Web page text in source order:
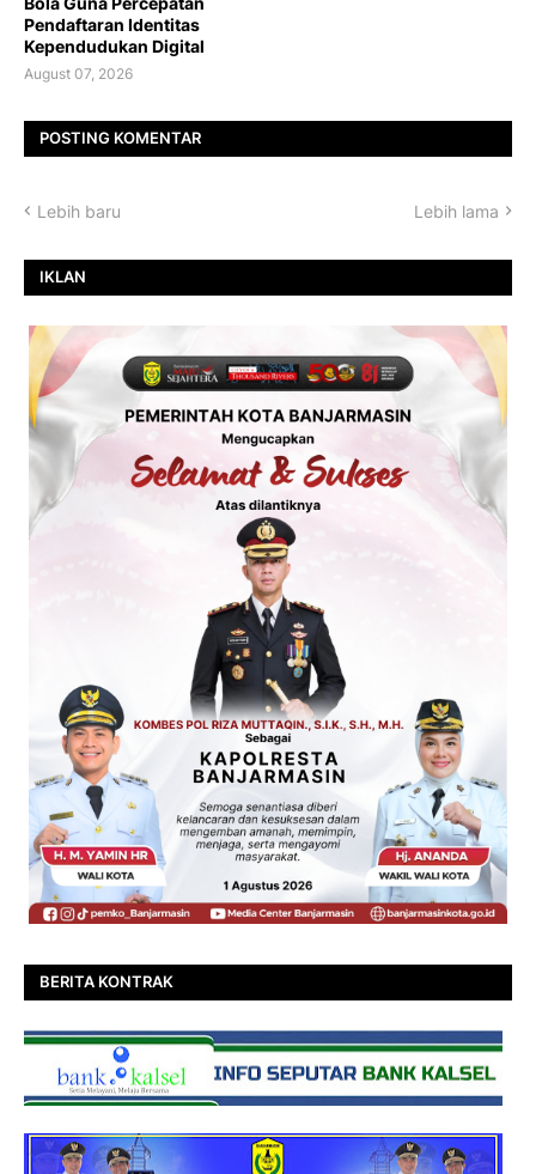
Pendaftaran Identitas
Kependudukan Digital
August 07, 2026
POSTING KOMENTAR
Lebih baru Lebih lama
IKLAN
BERITA KONTRAK